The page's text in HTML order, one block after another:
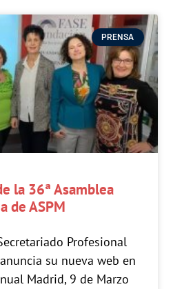
PRENSA
la 36ª Asamblea
de ASPM
Profesional
su nueva web en
Madrid, 9 de Marzo